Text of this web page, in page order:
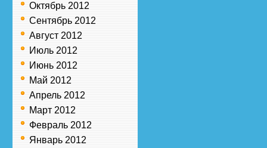
Октябрь 2012
Сентябрь 2012
Август 2012
Июль 2012
Июнь 2012
Май 2012
Апрель 2012
Март 2012
Февраль 2012
Январь 2012